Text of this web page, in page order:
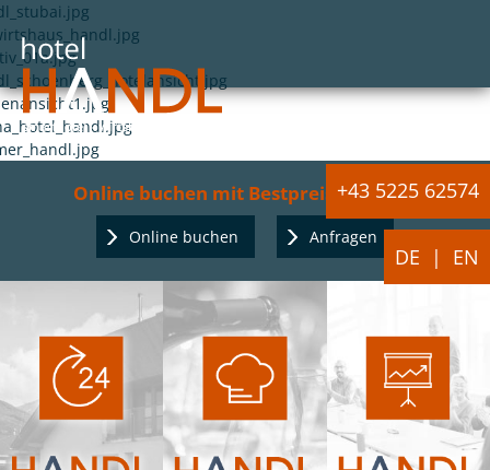
DE EN
+43 5225 62574
Online buchen mit Bestpreisgarantie:
Online buchen Anfragen